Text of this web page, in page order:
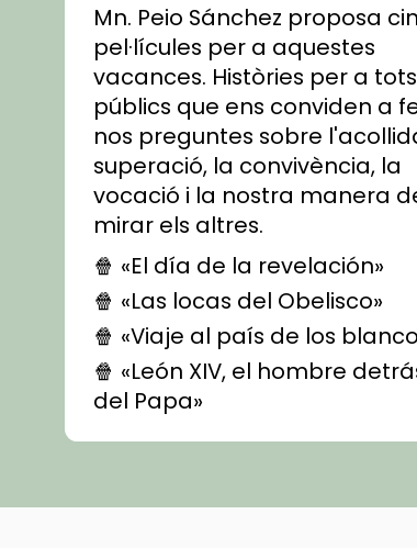
Mn. Peio Sánchez proposa
pel·lícules per a aquestes
vacances. Històries per a
públics que ens conviden a
nos preguntes sobre
superació, la convivència, la
vocació i la nostra manera
mirar els altres.
🍿 «El día de la revelación»
🍿 «Las locas del Obelisco»
🍿 «Viaje al país de los
🍿 «León XIV, el hombre
del Papa»
🍿 «Las ovejas detectives»
recomanacions i prepara